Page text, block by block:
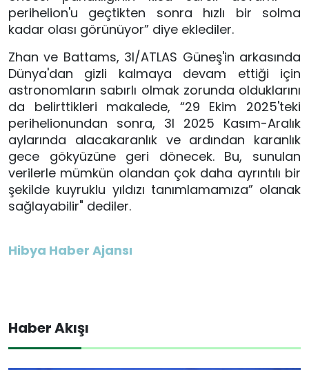
perihelion'u geçtikten sonra hızlı bir solma
kadar olası görünüyor” diye eklediler.
Zhan ve Battams, 3I/ATLAS Güneş'in arkasında
Dünya'dan gizli kalmaya devam ettiği için
astronomların sabırlı olmak zorunda olduklarını
da belirttikleri makalede, “29 Ekim 2025'teki
perihelionundan sonra, 3I 2025 Kasım-Aralık
aylarında alacakaranlık ve ardından karanlık
gece gökyüzüne geri dönecek. Bu, sunulan
verilerle mümkün olandan çok daha ayrıntılı bir
şekilde kuyruklu yıldızı tanımlamamıza” olanak
sağlayabilir" dediler.
Hibya Haber Ajansı
Haber Akışı